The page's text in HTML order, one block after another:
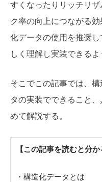
すくなったりリッチリ
ク率の向上につながる
化データの使用を推奨
しく理解し実装できる
そこでこの記事では、
タの実装でできること
めて解説する。
【この記事を読むと分か
・構造化データとは